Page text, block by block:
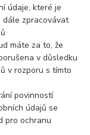
údaje, které je
dále zpracovávat
máte za to, že
v důsledku
v rozporu s tímto
povinností
údajů se
pro ochranu